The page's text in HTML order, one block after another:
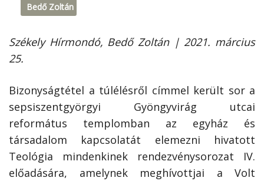
Bedő Zoltán
Székely Hírmondó, Bedő Zoltán | 2021. március
25.
Bizonyságtétel a túlélésről címmel került sor a
sepsiszentgyörgyi Gyöngyvirág utcai
református templomban az egyház és
társadalom kapcsolatát elemezni hivatott
Teológia mindenkinek rendezvénysorozat IV.
előadására, amelynek meghívottjai a Volt